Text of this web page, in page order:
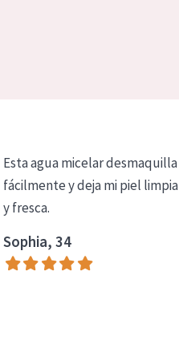
Esta agua micelar desmaquilla
fácilmente y deja mi piel limpia
y fresca.
Sophia, 34